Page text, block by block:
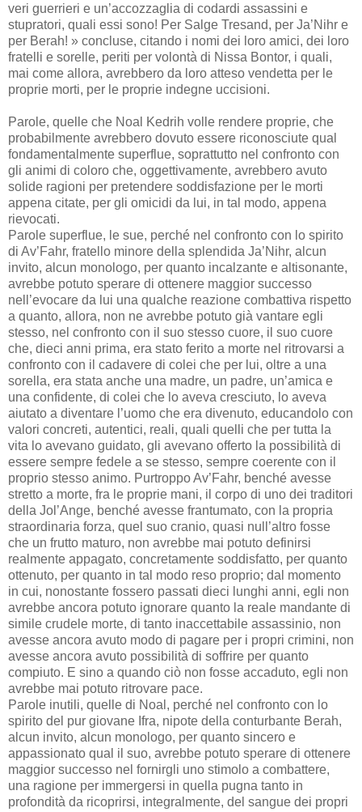
veri guerrieri e un’accozzaglia di codardi assassini e
stupratori, quali essi sono! Per Salge Tresand, per Ja’Nihr e
per Berah! » concluse, citando i nomi dei loro amici, dei loro
fratelli e sorelle, periti per volontà di Nissa Bontor, i quali,
mai come allora, avrebbero da loro atteso vendetta per le
proprie morti, per le proprie indegne uccisioni.
Parole, quelle che Noal Kedrih volle rendere proprie, che
probabilmente avrebbero dovuto essere riconosciute qual
fondamentalmente superflue, soprattutto nel confronto con
gli animi di coloro che, oggettivamente, avrebbero avuto
solide ragioni per pretendere soddisfazione per le morti
appena citate, per gli omicidi da lui, in tal modo, appena
rievocati.
Parole superflue, le sue, perché nel confronto con lo spirito
di Av’Fahr, fratello minore della splendida Ja’Nihr, alcun
invito, alcun monologo, per quanto incalzante e altisonante,
avrebbe potuto sperare di ottenere maggior successo
nell’evocare da lui una qualche reazione combattiva rispetto
a quanto, allora, non ne avrebbe potuto già vantare egli
stesso, nel confronto con il suo stesso cuore, il suo cuore
che, dieci anni prima, era stato ferito a morte nel ritrovarsi a
confronto con il cadavere di colei che per lui, oltre a una
sorella, era stata anche una madre, un padre, un’amica e
una confidente, di colei che lo aveva cresciuto, lo aveva
aiutato a diventare l’uomo che era divenuto, educandolo con
valori concreti, autentici, reali, quali quelli che per tutta la
vita lo avevano guidato, gli avevano offerto la possibilità di
essere sempre fedele a se stesso, sempre coerente con il
proprio stesso animo. Purtroppo Av’Fahr, benché avesse
stretto a morte, fra le proprie mani, il corpo di uno dei traditori
della Jol’Ange, benché avesse frantumato, con la propria
straordinaria forza, quel suo cranio, quasi null’altro fosse
che un frutto maturo, non avrebbe mai potuto definirsi
realmente appagato, concretamente soddisfatto, per quanto
ottenuto, per quanto in tal modo reso proprio; dal momento
in cui, nonostante fossero passati dieci lunghi anni, egli non
avrebbe ancora potuto ignorare quanto la reale mandante di
simile crudele morte, di tanto inaccettabile assassinio, non
avesse ancora avuto modo di pagare per i propri crimini, non
avesse ancora avuto possibilità di soffrire per quanto
compiuto. E sino a quando ciò non fosse accaduto, egli non
avrebbe mai potuto ritrovare pace.
Parole inutili, quelle di Noal, perché nel confronto con lo
spirito del pur giovane Ifra, nipote della conturbante Berah,
alcun invito, alcun monologo, per quanto sincero e
appassionato qual il suo, avrebbe potuto sperare di ottenere
maggior successo nel fornirgli uno stimolo a combattere,
una ragione per immergersi in quella pugna tanto in
profondità da ricoprirsi, integralmente, del sangue dei propri